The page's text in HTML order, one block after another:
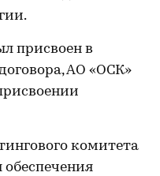
присвоен в
АО «ОСК»
комитета